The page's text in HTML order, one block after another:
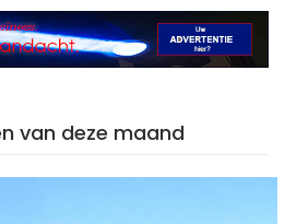
van deze maand